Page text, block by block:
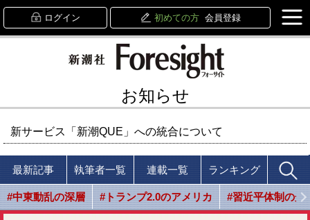
ログイン 初めての方 会員登録
お知らせ
新サービス「新潮QUE」への統合について
最新記事 執筆者一覧 連載一覧 ランキング
#中東動乱の深層 #トランプ2.0のアメリカ #習近平体制の光